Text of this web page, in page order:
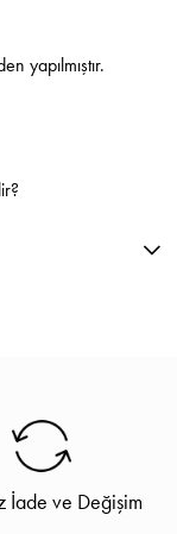
yapılmıştır.
İade ve Değişim